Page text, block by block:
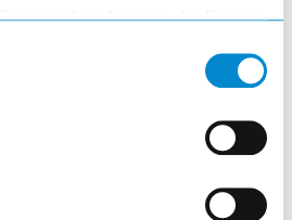
Ihrer Nutzung der Dienste